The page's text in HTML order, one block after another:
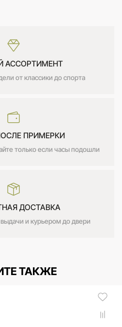
АССОРТИМЕНТ
от классики до спорта
ПРИМЕРКИ
только если часы подошли
ДОСТАВКА
и курьером до двери
ТАКЖЕ